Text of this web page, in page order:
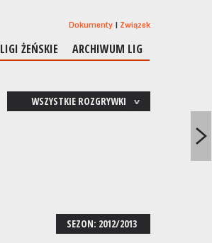
Dokumenty Związek
LIGI ŻEŃSKIE ARCHIWUM LIG
WSZYSTKIE ROZGRYWKI
SEZON: 2012/2013